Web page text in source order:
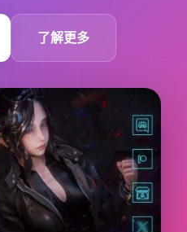
了解更多